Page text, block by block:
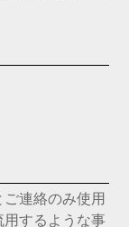
連絡のみ使用
用するような事